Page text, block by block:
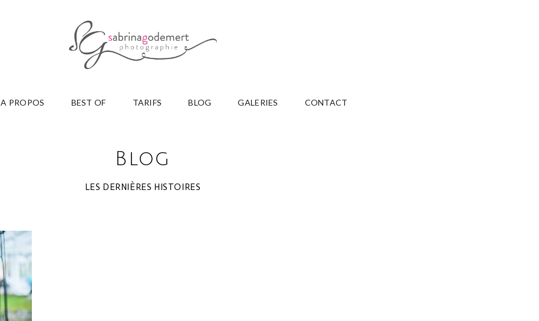
A PROPOS BEST OF TARIFS BLOG GALERIES CONTACT
Blog
LES DERNIÈRES HISTOIRES